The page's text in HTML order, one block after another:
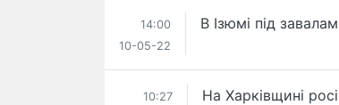
14:00
10-05-22
В Ізюмі під
10:27
На Харківщині